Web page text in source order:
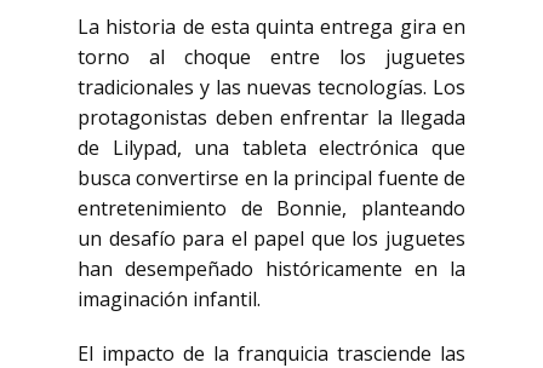
La historia de esta quinta entrega gira en
torno al choque entre los juguetes
tradicionales y las nuevas tecnologías. Los
protagonistas deben enfrentar la llegada
de Lilypad, una tableta electrónica que
busca convertirse en la principal fuente de
entretenimiento de Bonnie, planteando
un desafío para el papel que los juguetes
han desempeñado históricamente en la
imaginación infantil.
El impacto de la franquicia trasciende las